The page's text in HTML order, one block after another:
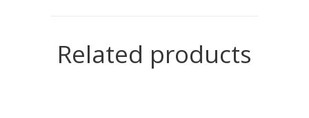
Related products